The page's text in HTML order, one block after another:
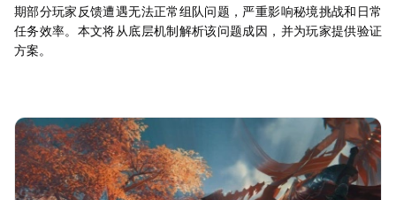
期部分玩家反馈遭遇无法正常组队问题，严重影响秘境挑战和日常
任务效率。本文将从底层机制解析该问题成因，并为玩家提供验证
方案。